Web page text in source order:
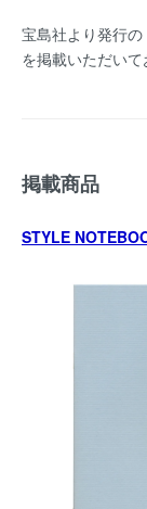
宝島社より発行
を掲載いただいて
掲載商品
STYLE